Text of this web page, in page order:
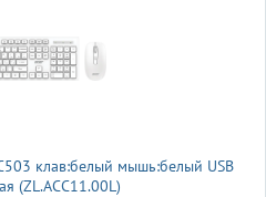
клав:белый мышь:белый USB
(ZL.ACC11.00L)